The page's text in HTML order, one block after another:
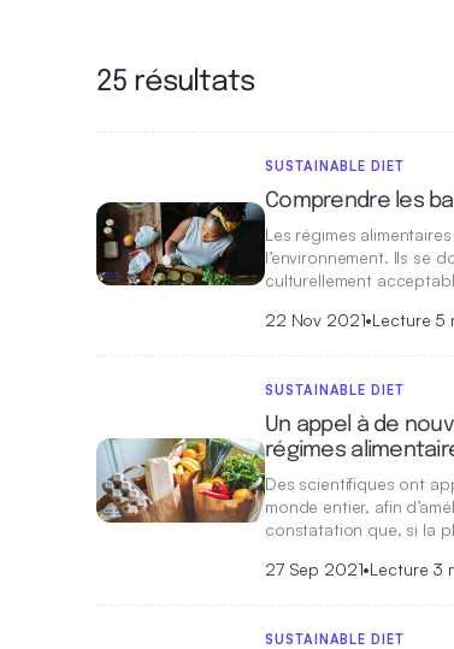
25 résultats
SUSTAINABLE DIET
Comprendre les
Les régimes
l’environnement. Ils se
culturellement
22 Nov 2021•Lecture 5
SUSTAINABLE DIET
Un appel à de
régimes
Des scientifiques ont
monde entier, afin
constatation que, si la
27 Sep 2021•Lecture 3
SUSTAINABLE DIET